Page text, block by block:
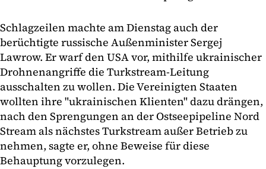
Schlagzeilen machte am Dienstag auch der
berüchtigte russische Außenminister Sergej
Lawrow. Er warf den USA vor, mithilfe ukrainischer
Drohnenangriffe die Turkstream-Leitung
ausschalten zu wollen. Die Vereinigten Staaten
wollten ihre "ukrainischen Klienten" dazu drängen,
nach den Sprengungen an der Ostseepipeline Nord
Stream als nächstes Turkstream außer Betrieb zu
nehmen, sagte er, ohne Beweise für diese
Behauptung vorzulegen.